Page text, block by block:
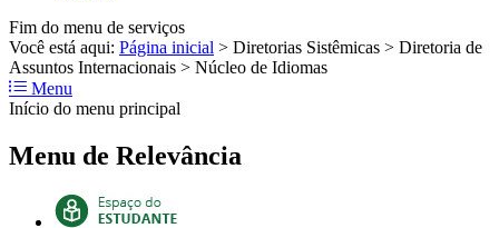
Fim do menu de serviços
Você está aqui: Página inicial > Diretorias Sistêmicas > Diretoria de
Assuntos Internacionais > Núcleo de Idiomas
Menu
Início do menu principal
Menu de Relevância